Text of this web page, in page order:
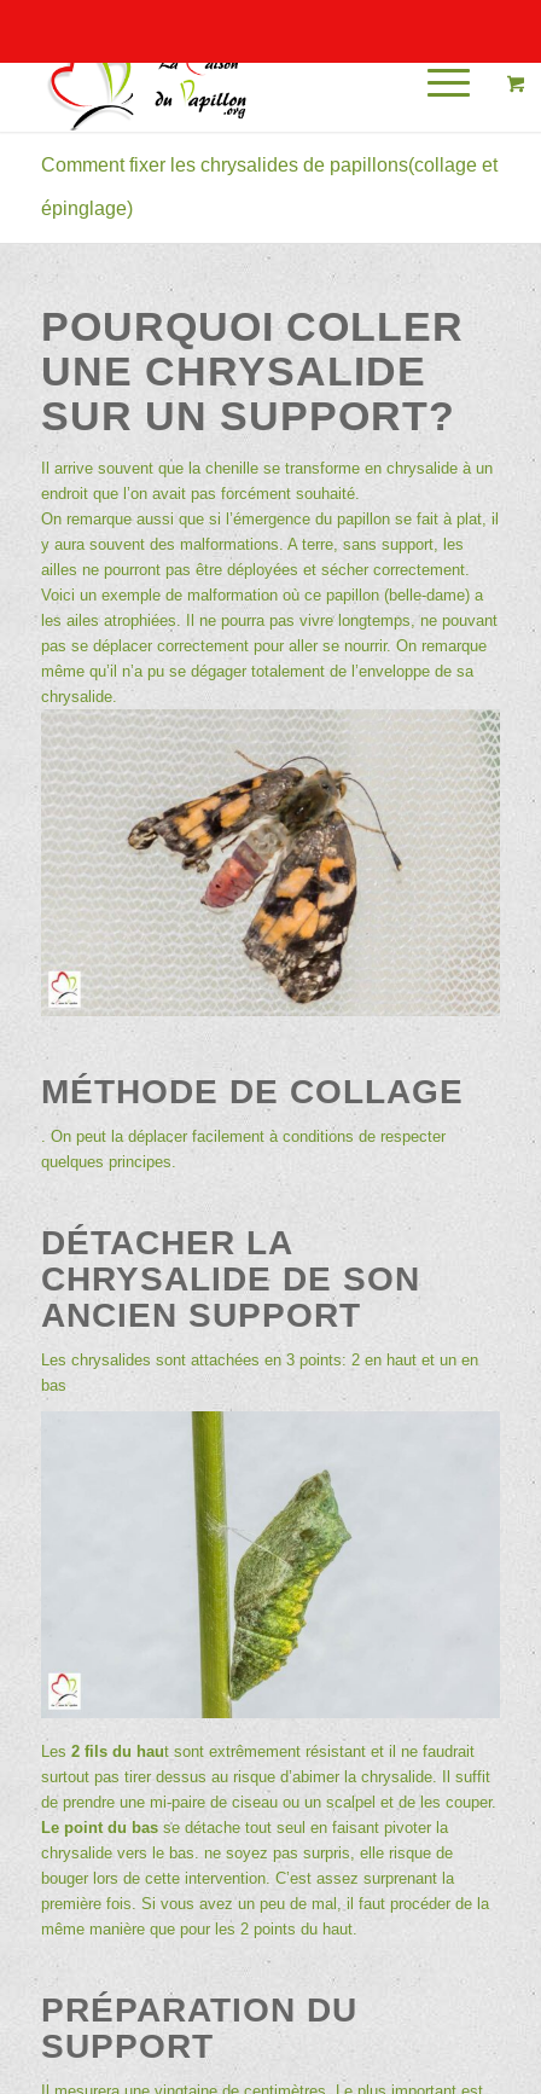
Comment fixer les chrysalides de papillons(collage et
épinglage)
POURQUOI COLLER
UNE CHRYSALIDE
SUR UN SUPPORT?
Il arrive souvent que la chenille se transforme en chrysalide à un
endroit que l’on avait pas forcément souhaité.
On remarque aussi que si l’émergence du papillon se fait à plat, il
y aura souvent des malformations. A terre, sans support, les
ailles ne pourront pas être déployées et sécher correctement.
Voici un exemple de malformation où ce papillon (belle-dame) a
les ailes atrophiées. Il ne pourra pas vivre longtemps, ne pouvant
pas se déplacer correctement pour aller se nourrir. On remarque
même qu’il n’a pu se dégager totalement de l’enveloppe de sa
chrysalide.
MÉTHODE DE COLLAGE
. On peut la déplacer facilement à conditions de respecter
quelques principes.
DÉTACHER LA
CHRYSALIDE DE SON
ANCIEN SUPPORT
Les chrysalides sont attachées en 3 points: 2 en haut et un en
bas
Les 2 fils du haut sont extrêmement résistant et il ne faudrait
surtout pas tirer dessus au risque d’abimer la chrysalide. Il suffit
de prendre une mi-paire de ciseau ou un scalpel et de les couper.
Le point du basse détache tout seul en faisant pivoter la
chrysalide vers le bas. ne soyez pas surpris, elle risque de
bouger lors de cette intervention. C’est assez surprenant la
première fois. Si vous avez un peu de mal, il faut procéder de la
même manière que pour les 2 points du haut.
PRÉPARATION DU
SUPPORT